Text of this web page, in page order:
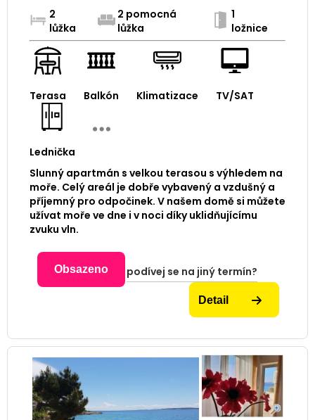
2
lůžka
2 pomocná
lůžka
1
ložnice
Terasa Balkón Klimatizace TV/SAT
Lednička
Slunný apartmán s velkou terasou s výhledem na
moře. Celý areál je dobře vybavený a vzdušný a
příjemný pro odpočinek. V našem domě si můžete
užívat moře ve dne i v noci díky uklidňujícímu
zvuku vln.
Obsazeno podívej se na jiný termín?
Detail